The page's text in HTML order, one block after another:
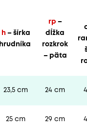
h – šírka
hrudníka
rp –
dĺžka
rozkrok
– päta
23,5 cm 24 cm
25 cm 29 cm